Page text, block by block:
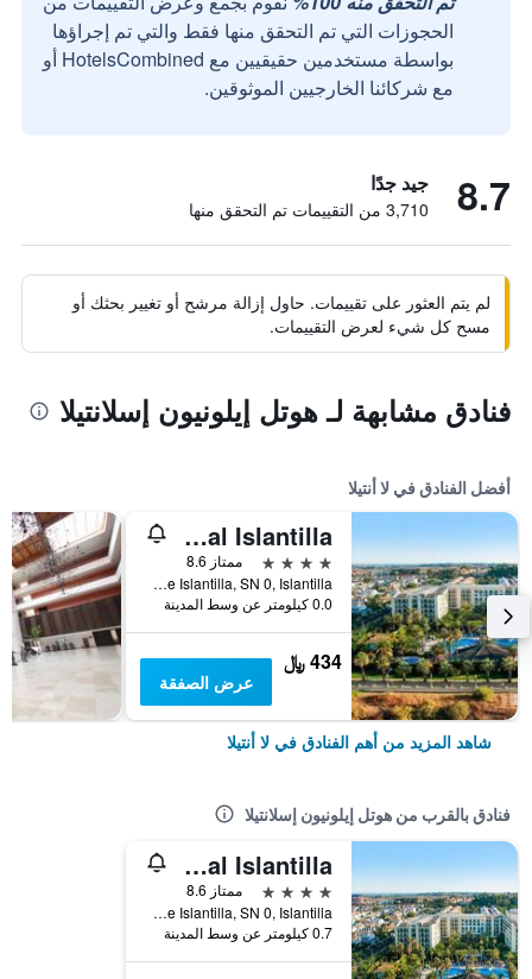
الحجوزات التي تم التحقق منها فقط والتي تم إجراؤها
بواسطة مستخدمين حقيقيين مع HotelsCombined أو
مع شركائنا الخارجيين الموثوقين.
8.7 جيد جدًا
3,710 من التقييمات تم التحقق منها
لم يتم العثور على تقييمات. حاول إزالة مرشح أو تغيير بحثك أو
مسح كل شيء لعرض التقييمات.
فنادق مشابهة لـ هوتل إيلونيون إسلانتيلا
أفضل الفنادق في لا أنتيلا
Estival Islantilla
4 نجوم
ممتاز 8.6
Avenida de Islantilla, SN 0, Islantilla, لا أنتيلا, منطقة أندلوسيا, أسبانيا
0.0 كيلومتر عن وسط المدينة
434 ﷼
عرض الصفقة
شاهد المزيد من أهم الفنادق في لا أنتيلا
فنادق بالقرب من هوتل إيلونيون إسلانتيلا
Estival Islantilla
4 نجوم
ممتاز 8.6
Avenida de Islantilla, SN 0, Islantilla, لا أنتيلا, منطقة أندلوسيا, أسبانيا
0.7 كيلومتر عن وسط المدينة